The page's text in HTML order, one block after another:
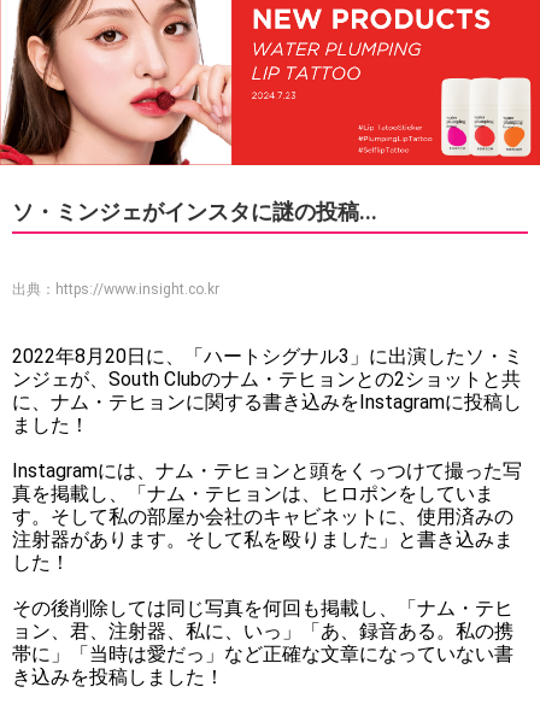
ソ・ミンジェがインスタに謎の投稿...
出典： https://www.insight.co.kr
2022年8月20日に、「ハートシグナル3」に出演したソ・ミ
ンジェが、South Clubのナム・テヒョンとの2ショットと共
に、ナム・テヒョンに関する書き込みをInstagramに投稿し
ました！
Instagramには、ナム・テヒョンと頭をくっつけて撮った写
真を掲載し、「ナム・テヒョンは、ヒロポンをしていま
す。そして私の部屋か会社のキャビネットに、使用済みの
注射器があります。そして私を殴りました」と書き込みま
した！
その後削除しては同じ写真を何回も掲載し、「ナム・テヒ
ョン、君、注射器、私に、いっ」「あ、録音ある。私の携
帯に」「当時は愛だっ」など正確な文章になっていない書
き込みを投稿しました！